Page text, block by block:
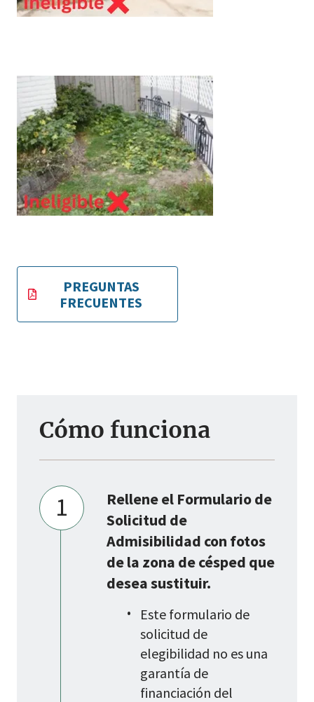
PREGUNTAS
FRECUENTES
Cómo funciona
1
Rellene el Formulario de
Solicitud de
Admisibilidad con fotos
de la zona de césped que
desea sustituir.
Este formulario de
solicitud de
elegibilidad no es una
garantía de
financiación del